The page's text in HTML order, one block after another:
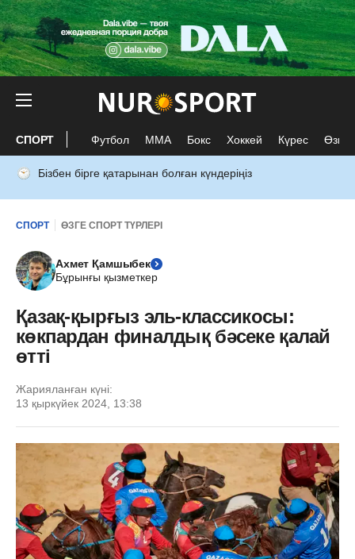
СПОРТ Футбол ММА Бокс Хоккей Күрес Өзге
Бізбен бірге қатарынан болған күндеріңіз
СПОРТ ӨЗГЕ СПОРТ ТҮРЛЕРІ
Ахмет Қамшыбек
Бұрынғы қызметкер
Қазақ-қырғыз эль-классикосы:
көкпардан финалдық бәсеке қалай
өтті
Жарияланған күні:
13 қыркүйек 2024, 13:38